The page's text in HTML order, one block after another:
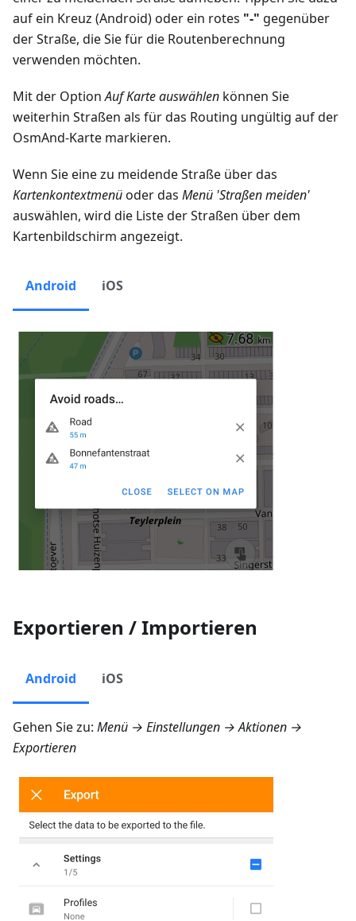
auf ein Kreuz (Android) oder ein rotes "-" gegenüber
der Straße, die Sie für die Routenberechnung
verwenden möchten.
Mit der OptionAuf Karte auswählen können Sie
weiterhin Straßen als für das Routing ungültig auf der
OsmAnd-Karte markieren.
Wenn Sie eine zu meidende Straße über das
Kartenkontextmenüoder das Menü 'Straßen meiden'
auswählen, wird die Liste der Straßen über dem
Kartenbildschirm angezeigt.
Android iOS
Exportieren / Importieren
Android iOS
Gehen Sie zu: Menü → Einstellungen → Aktionen →
Exportieren